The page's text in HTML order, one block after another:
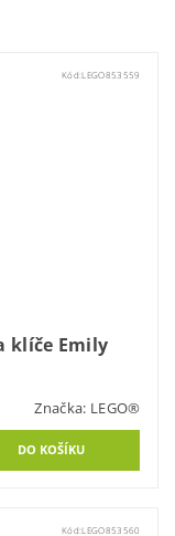
Kód:LEGO853559
klíče Emily
Značka: LEGO®
Kód:LEGO853560